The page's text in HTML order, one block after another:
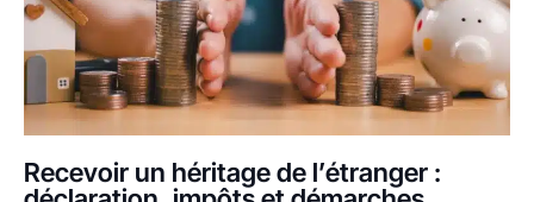
Recevoir un héritage de l’étranger :